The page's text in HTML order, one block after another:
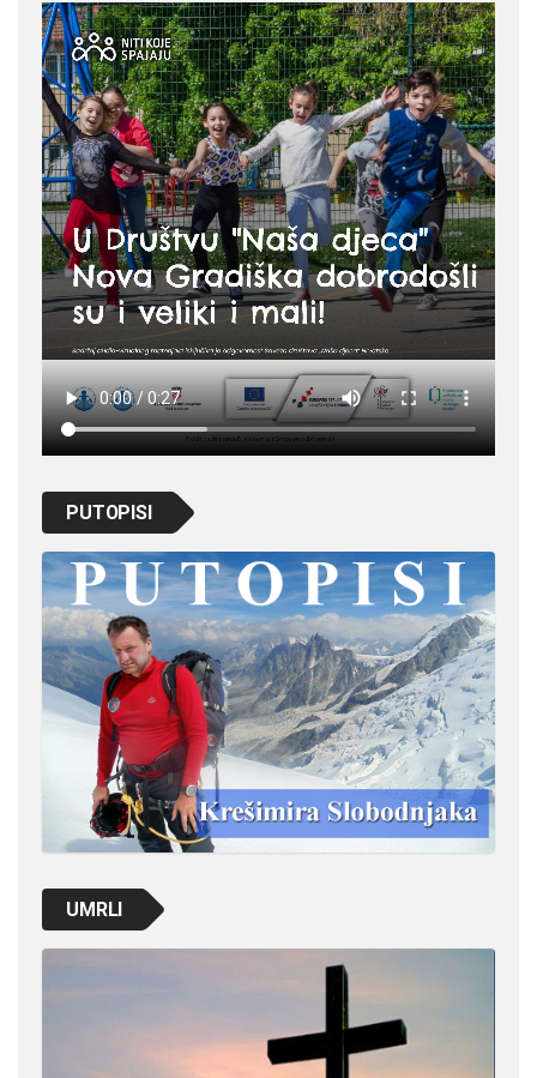
PUTOPISI
UMRLI